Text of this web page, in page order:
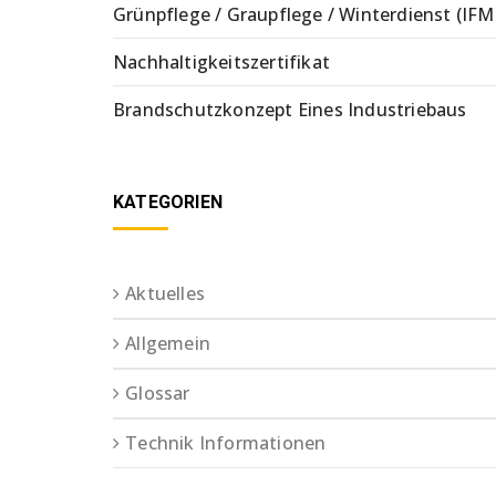
Grünpflege / Graupflege / Winterdienst
Nachhaltigkeitszertifikat
Brandschutzkonzept Eines Industriebaus
KATEGORIEN
Aktuelles
Allgemein
Glossar
Technik Informationen